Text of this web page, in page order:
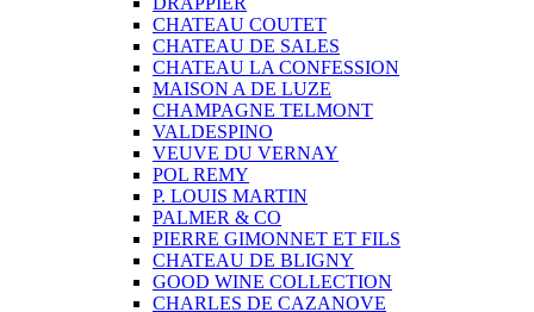
CHATEAU COUTET
CHATEAU DE SALES
CHATEAU LA CONFESSION
MAISON A DE LUZE
CHAMPAGNE TELMONT
VALDESPINO
VEUVE DU VERNAY
POL REMY
P. LOUIS MARTIN
PALMER & CO
PIERRE GIMONNET ET FILS
CHATEAU DE BLIGNY
GOOD WINE COLLECTION
CHARLES DE CAZANOVE